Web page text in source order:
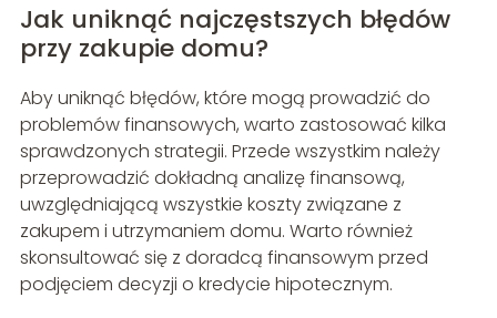
Jak uniknąć najczęstszych błędów
przy zakupie domu?
Aby uniknąć błędów, które mogą prowadzić do
problemów finansowych, warto zastosować kilka
sprawdzonych strategii. Przede wszystkim należy
przeprowadzić dokładną analizę finansową,
uwzględniającą wszystkie koszty związane z
zakupem i utrzymaniem domu. Warto również
skonsultować się z doradcą finansowym przed
podjęciem decyzji o kredycie hipotecznym.